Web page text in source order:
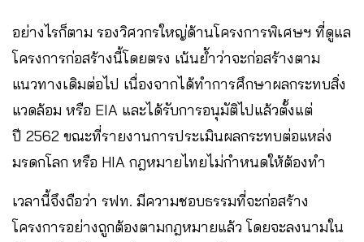
อย่างไรก็ตาม รองวิศวกรใหญ่ด้านโครงการพิเศษฯ ที่ดูแล
โครงการก่อสร้างนี้โดยตรง เน้นย้ำว่าจะก่อสร้างตาม
แนวทางเดิมต่อไป เนื่องจากได้ทำการศึกษาผลกระทบสิ่ง
แวดล้อม หรือ EIA และได้รับการอนุมัติไปแล้วตั้งแต่
ปี 2562 ขณะที่รายงานการประเมินผลกระทบต่อแหล่ง
มรดกโลก หรือ HIA กฎหมายไทยไม่กำหนดให้ต้องทำ
เวลานี้จึงถือว่า รฟท. มีความชอบธรรมที่จะก่อสร้าง
โครงการอย่างถูกต้องตามกฎหมายแล้ว โดยจะลงนามใน